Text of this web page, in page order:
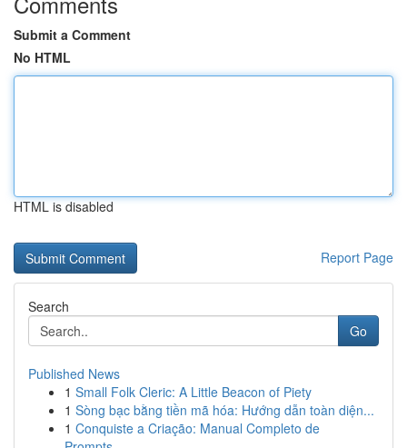
Submit a Comment
No HTML
HTML is disabled
Report Page
Search
Go
Published News
1 Small Folk Cleric: A Little Beacon of Piety
1 Sòng bạc bằng tiền mã hóa: Hướng dẫn toàn diện...
1 Conquiste a Criação: Manual Completo de